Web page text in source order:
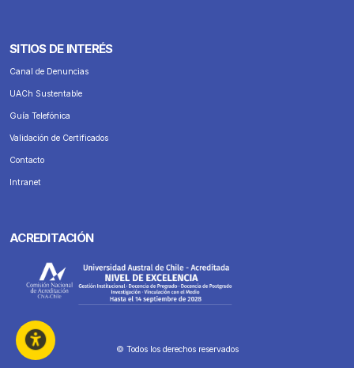
SITIOS DE INTERÉS
Canal de Denuncias
UACh Sustentable
Guía Telefónica
Validación de Certificados
Contacto
Intranet
ACREDITACIÓN
© Todos los derechos reservados